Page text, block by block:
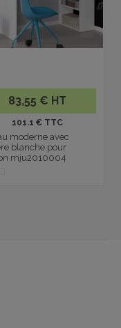
83,55 € HT
101.1 € TTC
moderne avec
blanche pour
mju2010004